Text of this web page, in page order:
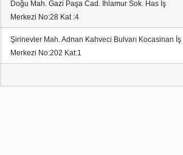
Doğu Mah. Gazi Paşa Cad. Ihlamur Sok. Has İş
Merkezi No:28 Kat :4
Şirinevler Mah. Adnan Kahveci Bulvarı Kocasinan İş
Merkezi No:202 Kat:1